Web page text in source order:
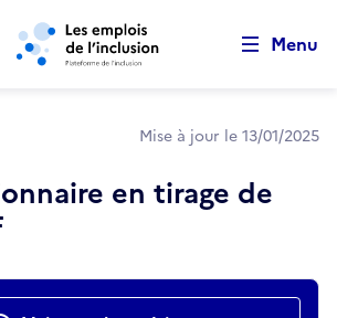
Aller au contenu principal
Menu
Mise à jour le 13/01/2025
en tirage de
page
des cookies